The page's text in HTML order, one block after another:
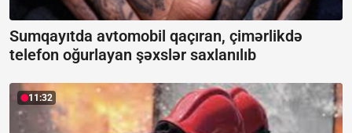
Sumqayıtda avtomobil qaçıran, çimərlikdə
telefon oğurlayan şəxslər saxlanılıb
11:32